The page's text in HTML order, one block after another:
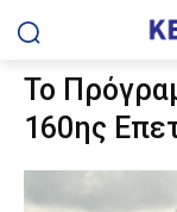
Το
160ης